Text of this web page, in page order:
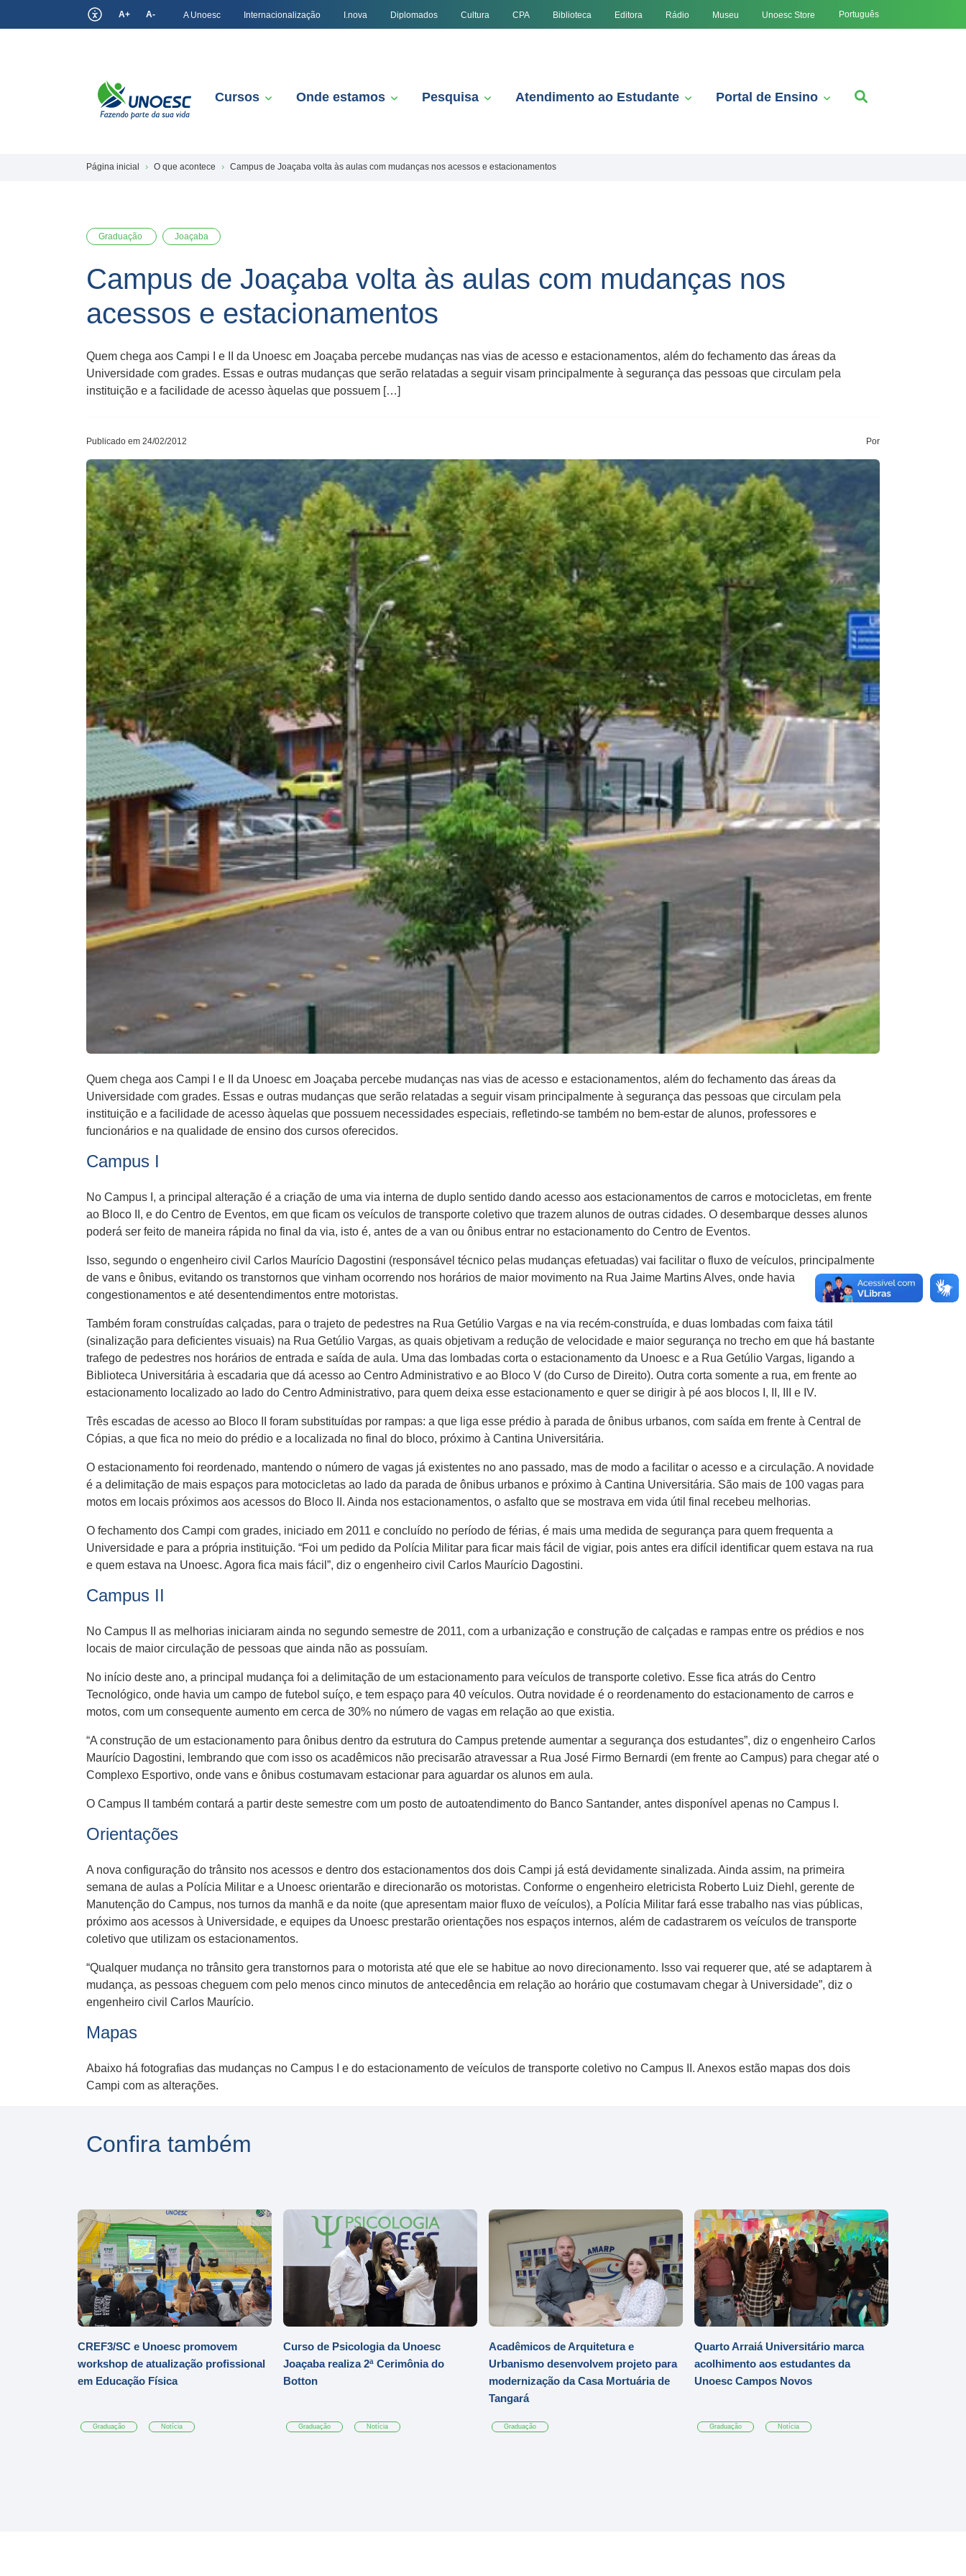
A+ A- A Unoesc Internacionalização I.nova Diplomados Cultura CPA Biblioteca Editora Rádio Museu Unoesc Store Português
Cursos Onde estamos Pesquisa Atendimento ao Estudante Portal de Ensino
Página inicial O que acontece Campus de Joaçaba volta às aulas com mudanças nos acessos e estacionamentos
Graduação Joaçaba
Campus de Joaçaba volta às aulas com mudanças nos
acessos e estacionamentos
Quem chega aos Campi I e II da Unoesc em Joaçaba percebe mudanças nas vias de acesso e estacionamentos, além do fechamento das áreas da
Universidade com grades. Essas e outras mudanças que serão relatadas a seguir visam principalmente à segurança das pessoas que circulam pela
instituição e a facilidade de acesso àquelas que possuem […]
Publicado em 24/02/2012 Por
Quem chega aos Campi I e II da Unoesc em Joaçaba percebe mudanças nas vias de acesso e estacionamentos, além do fechamento das áreas da
Universidade com grades. Essas e outras mudanças que serão relatadas a seguir visam principalmente à segurança das pessoas que circulam pela
instituição e a facilidade de acesso àquelas que possuem necessidades especiais, refletindo-se também no bem-estar de alunos, professores e
funcionários e na qualidade de ensino dos cursos oferecidos.
Campus I
No Campus I, a principal alteração é a criação de uma via interna de duplo sentido dando acesso aos estacionamentos de carros e motocicletas, em frente
ao Bloco II, e do Centro de Eventos, em que ficam os veículos de transporte coletivo que trazem alunos de outras cidades. O desembarque desses alunos
poderá ser feito de maneira rápida no final da via, isto é, antes de a van ou ônibus entrar no estacionamento do Centro de Eventos.
Isso, segundo o engenheiro civil Carlos Maurício Dagostini (responsável técnico pelas mudanças efetuadas) vai facilitar o fluxo de veículos, principalmente
de vans e ônibus, evitando os transtornos que vinham ocorrendo nos horários de maior movimento na Rua Jaime Martins Alves, onde havia
congestionamentos e até desentendimentos entre motoristas.
Também foram construídas calçadas, para o trajeto de pedestres na Rua Getúlio Vargas e na via recém-construída, e duas lombadas com faixa tátil
(sinalização para deficientes visuais) na Rua Getúlio Vargas, as quais objetivam a redução de velocidade e maior segurança no trecho em que há bastante
trafego de pedestres nos horários de entrada e saída de aula. Uma das lombadas corta o estacionamento da Unoesc e a Rua Getúlio Vargas, ligando a
Biblioteca Universitária à escadaria que dá acesso ao Centro Administrativo e ao Bloco V (do Curso de Direito). Outra corta somente a rua, em frente ao
estacionamento localizado ao lado do Centro Administrativo, para quem deixa esse estacionamento e quer se dirigir à pé aos blocos I, II, III e IV.
Três escadas de acesso ao Bloco II foram substituídas por rampas: a que liga esse prédio à parada de ônibus urbanos, com saída em frente à Central de
Cópias, a que fica no meio do prédio e a localizada no final do bloco, próximo à Cantina Universitária.
O estacionamento foi reordenado, mantendo o número de vagas já existentes no ano passado, mas de modo a facilitar o acesso e a circulação. A novidade
é a delimitação de mais espaços para motocicletas ao lado da parada de ônibus urbanos e próximo à Cantina Universitária. São mais de 100 vagas para
motos em locais próximos aos acessos do Bloco II. Ainda nos estacionamentos, o asfalto que se mostrava em vida útil final recebeu melhorias.
O fechamento dos Campi com grades, iniciado em 2011 e concluído no período de férias, é mais uma medida de segurança para quem frequenta a
Universidade e para a própria instituição. “Foi um pedido da Polícia Militar para ficar mais fácil de vigiar, pois antes era difícil identificar quem estava na rua
e quem estava na Unoesc. Agora fica mais fácil”, diz o engenheiro civil Carlos Maurício Dagostini.
Campus II
No Campus II as melhorias iniciaram ainda no segundo semestre de 2011, com a urbanização e construção de calçadas e rampas entre os prédios e nos
locais de maior circulação de pessoas que ainda não as possuíam.
No início deste ano, a principal mudança foi a delimitação de um estacionamento para veículos de transporte coletivo. Esse fica atrás do Centro
Tecnológico, onde havia um campo de futebol suíço, e tem espaço para 40 veículos. Outra novidade é o reordenamento do estacionamento de carros e
motos, com um consequente aumento em cerca de 30% no número de vagas em relação ao que existia.
“A construção de um estacionamento para ônibus dentro da estrutura do Campus pretende aumentar a segurança dos estudantes”, diz o engenheiro Carlos
Maurício Dagostini, lembrando que com isso os acadêmicos não precisarão atravessar a Rua José Firmo Bernardi (em frente ao Campus) para chegar até o
Complexo Esportivo, onde vans e ônibus costumavam estacionar para aguardar os alunos em aula.
O Campus II também contará a partir deste semestre com um posto de autoatendimento do Banco Santander, antes disponível apenas no Campus I.
Orientações
A nova configuração do trânsito nos acessos e dentro dos estacionamentos dos dois Campi já está devidamente sinalizada. Ainda assim, na primeira
semana de aulas a Polícia Militar e a Unoesc orientarão e direcionarão os motoristas. Conforme o engenheiro eletricista Roberto Luiz Diehl, gerente de
Manutenção do Campus, nos turnos da manhã e da noite (que apresentam maior fluxo de veículos), a Polícia Militar fará esse trabalho nas vias públicas,
próximo aos acessos à Universidade, e equipes da Unoesc prestarão orientações nos espaços internos, além de cadastrarem os veículos de transporte
coletivo que utilizam os estacionamentos.
“Qualquer mudança no trânsito gera transtornos para o motorista até que ele se habitue ao novo direcionamento. Isso vai requerer que, até se adaptarem à
mudança, as pessoas cheguem com pelo menos cinco minutos de antecedência em relação ao horário que costumavam chegar à Universidade”, diz o
engenheiro civil Carlos Maurício.
Mapas
Abaixo há fotografias das mudanças no Campus I e do estacionamento de veículos de transporte coletivo no Campus II. Anexos estão mapas dos dois
Campi com as alterações.
Confira também
CREF3/SC e Unoesc promovem
workshop de atualização profissional
em Educação Física
Graduação Notícia
Curso de Psicologia da Unoesc
Joaçaba realiza 2ª Cerimônia do
Botton
Graduação Notícia
Acadêmicos de Arquitetura e
Urbanismo desenvolvem projeto para
modernização da Casa Mortuária de
Tangará
Graduação
Quarto Arraiá Universitário marca
acolhimento aos estudantes da
Unoesc Campos Novos
Graduação Notícia